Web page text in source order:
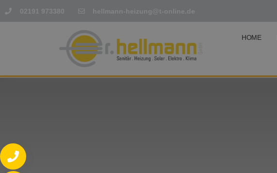
02191 973380 hellmann-heizung@t-online.de
HOME